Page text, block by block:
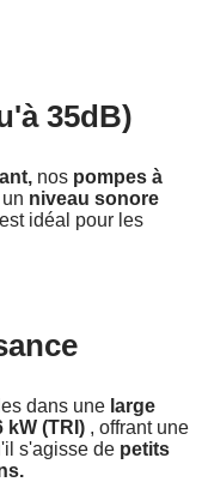
35dB)
nos pompes à
niveau sonore
idéal pour les
dans une large
kW (TRI) , offrant une
s'agisse de petits